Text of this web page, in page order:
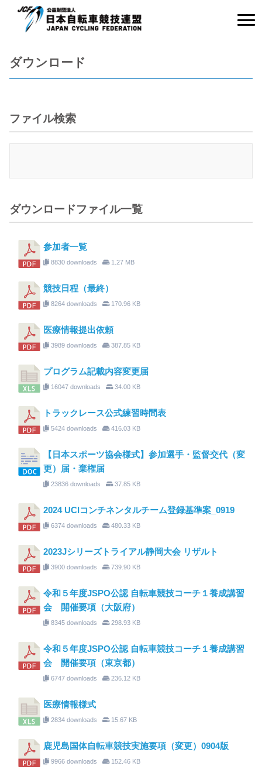
ダウンロード
ファイル検索
ダウンロードファイル一覧
参加者一覧
8830 downloads 1.27 MB
競技日程（最終）
8264 downloads 170.96 KB
医療情報提出依頼
3989 downloads 387.85 KB
プログラム記載内容変更届
16047 downloads 34.00 KB
トラックレース公式練習時間表
5424 downloads 416.03 KB
【日本スポーツ協会様式】参加選手・監督交代（変
更）届・棄権届
23836 downloads 37.85 KB
2024 UCIコンチネンタルチーム登録基準案_0919
6374 downloads 480.33 KB
2023Jシリーズトライアル静岡大会 リザルト
3900 downloads 739.90 KB
令和５年度JSPO公認 自転車競技コーチ１養成講習
会 開催要項（大阪府）
8345 downloads 298.93 KB
令和５年度JSPO公認 自転車競技コーチ１養成講習
会 開催要項（東京都）
6747 downloads 236.12 KB
医療情報様式
2834 downloads 15.67 KB
鹿児島国体自転車競技実施要項（変更）0904版
9966 downloads 152.46 KB